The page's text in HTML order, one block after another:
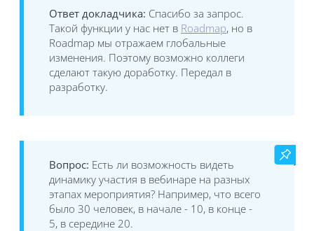
Ответ докладчика: Спасибо за запрос.
Такой функции у нас нет в Roadmap, но в
Roadmap мы отражаем глобальные
изменения. Поэтому возможно коллеги
сделают такую доработку. Передал в
разработку.
Вопрос: Есть ли возможность видеть
динамику участия в вебинаре на разных
этапах мероприятия? Например, что всего
было 30 человек, в начале - 10, в конце -
5, в середине 20.